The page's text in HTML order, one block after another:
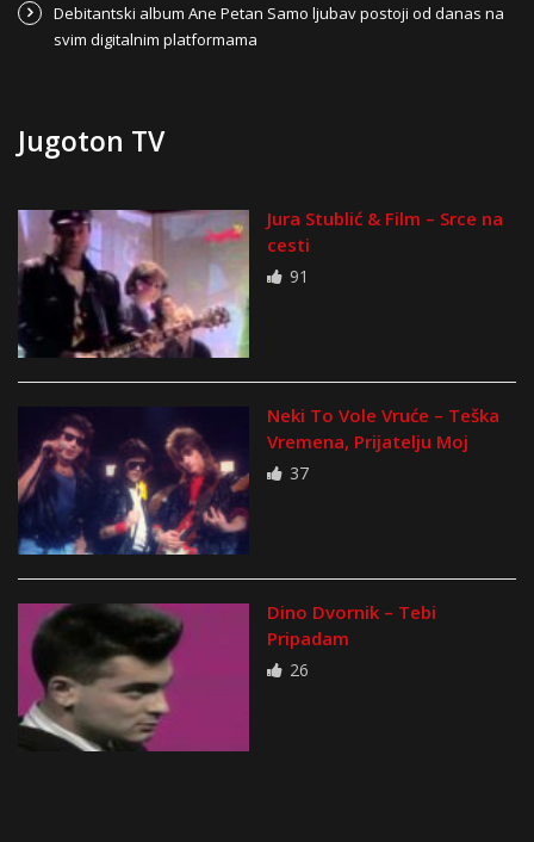
Debitantski album Ane Petan Samo ljubav postoji od danas na
svim digitalnim platformama
Jugoton TV
Jura Stublić & Film – Srce na
cesti
91
Neki To Vole Vruće – Teška
Vremena, Prijatelju Moj
37
Dino Dvornik – Tebi
Pripadam
26